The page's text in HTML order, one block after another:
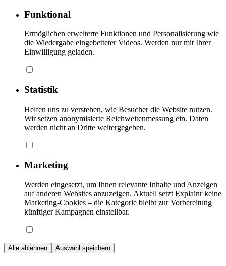
Funktional
Ermöglichen erweiterte Funktionen und Personalisierung wie
die Wiedergabe eingebetteter Videos. Werden nur mit Ihrer
Einwilligung geladen.
Statistik
Helfen uns zu verstehen, wie Besucher die Website nutzen.
Wir setzen anonymisierte Reichweitenmessung ein. Daten
werden nicht an Dritte weitergegeben.
Marketing
Werden eingesetzt, um Ihnen relevante Inhalte und Anzeigen
auf anderen Websites anzuzeigen. Aktuell setzt Explainr keine
Marketing-Cookies – die Kategorie bleibt zur Vorbereitung
künftiger Kampagnen einstellbar.
Alle ablehnen Auswahl speichern